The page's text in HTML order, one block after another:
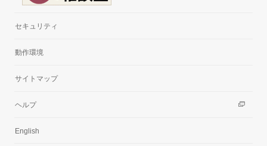
セキュリティ
動作環境
サイトマップ
ヘルプ
English